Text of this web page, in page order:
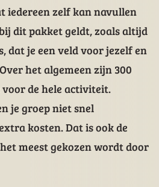
iedereen zelf kan navullen
dit pakket geldt, zoals altijd
dat je een veld voor jezelf en
het algemeen zijn 300
de hele activiteit.
je groep niet snel
kosten. Dat is ook de
meest gekozen wordt door